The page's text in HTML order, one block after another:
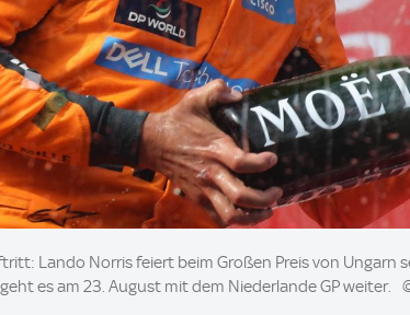
Lando Norris feiert beim Großen Preis von Ungarn
es am 23. August mit dem Niederlande GP weiter.